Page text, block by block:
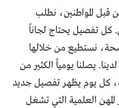
قبل المواطنين، نطلب
كل تفصيل يحتاج لجاناً
نستطيع من خلالها
يصلنا يومياً الكثير من
كل يوم يظهر تفصيل جديد
العلمية التي تشغل